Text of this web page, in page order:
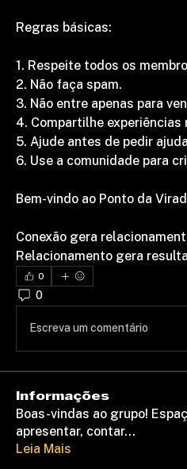
Regras básicas:
1. Respeite todos os
2. Não faça spam.
3. Não entre apenas para
4. Compartilhe experiências
5. Ajude antes de pedir
6. Use a comunidade para
Bem-vindo ao Ponto da
Conexão gera
Relacionamento gera
0
0
Escreva um comentário
Informações
Boas-vindas ao grupo!
apresentar, contar...
Leia Mais